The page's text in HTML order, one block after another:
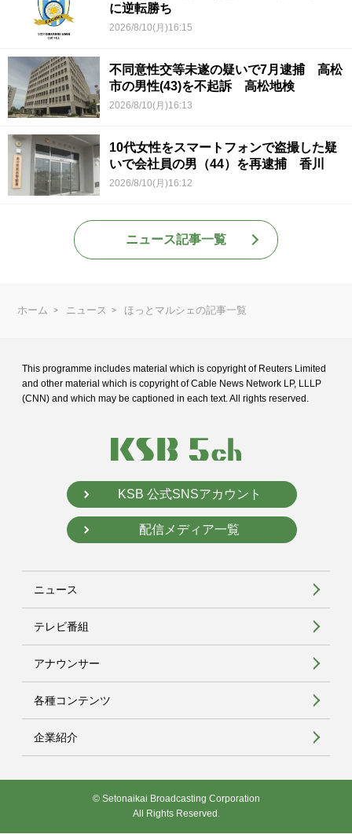
に逆転勝ち
2026/8/10(月)16:15
不同意性交等未遂の疑いで7月逮捕 高松
市の男性(43)を不起訴 高松地検
2026/8/10(月)16:13
10代女性をスマートフォンで盗撮した疑
いで会社員の男（44）を再逮捕 香川
2026/8/10(月)16:12
ニュース記事一覧
ホーム ニュース ほっとマルシェの記事一覧
This programme includes material which is copyright of Reuters Limited
and other material which is copyright of Cable News Network LP, LLLP
(CNN) and which may be captioned in each text. All rights reserved.
KSB 公式SNSアカウント
配信メディア一覧
ニュース
テレビ番組
アナウンサー
各種コンテンツ
企業紹介
© Setonaikai Broadcasting Corporation
All Rights Reserved.